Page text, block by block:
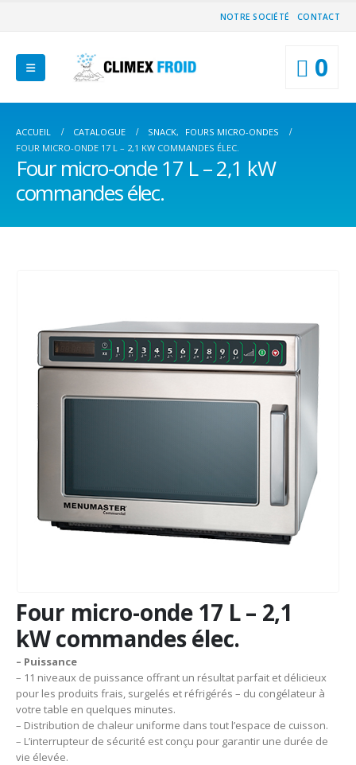
NOTRE SOCIÉTÉ CONTACT
0
ACCUEIL CATALOGUE SNACK,
FOURS MICRO-ONDES
FOUR MICRO-ONDE 17 L – 2,1 KW COMMANDES ÉLEC.
Four micro-onde 17 L – 2,1 kW
commandes élec.
Four micro-onde 17 L – 2,1
kW commandes élec.
– Puissance
– 11 niveaux de puissance offrant un résultat parfait et délicieux
pour les produits frais, surgelés et réfrigérés – du congélateur à
votre table en quelques minutes.
– Distribution de chaleur uniforme dans tout l’espace de cuisson.
– L’interrupteur de sécurité est conçu pour garantir une durée de
vie élevée.